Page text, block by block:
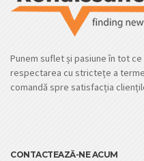
Punem suflet și pasiune în tot
respectarea cu strictețe a
comandă spre satisfacția
CONTACTEAZĂ-NE ACUM